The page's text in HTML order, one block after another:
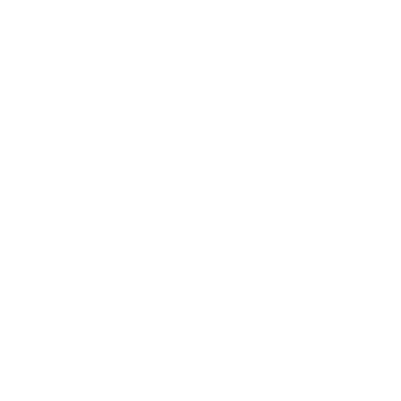
Personnalisez vos préférences pour